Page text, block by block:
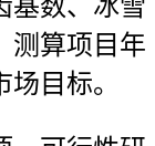
数、冰雪
测算项目年
目标。